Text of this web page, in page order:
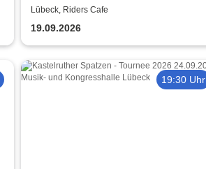
Lübeck, Riders Cafe
19.09.2026
19:30 Uhr